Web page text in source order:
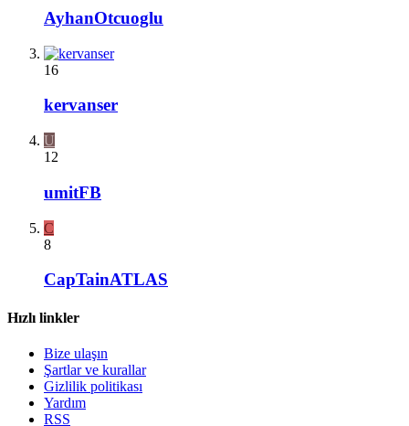
AyhanOtcuoglu
16
kervanser
U
12
umitFB
C
8
CapTainATLAS
Hızlı linkler
Bize ulaşın
Şartlar ve kurallar
Gizlilik politikası
Yardım
RSS